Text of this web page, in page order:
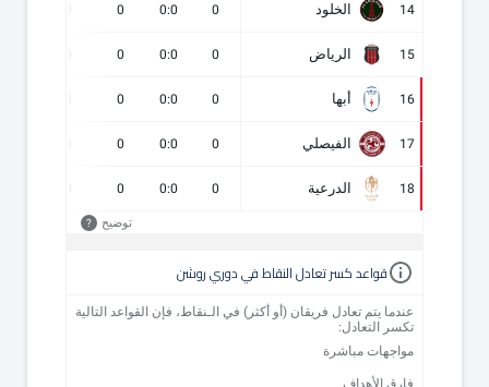
14 الخلود 0
0:0
0
15 الرياض 0
0:0
0
16 أبها 0
0:0
0
17 الفيصلي 0
0:0
0
18 الدرعية 0
0:0
0
توضيح ?
قواعد كسر تعادل النقاط في دوري روشن
عندما يتم تعادل فريقان (أو أكثر) في الـنقاط، فإن القواعد التالية
تكسر التعادل:
مواجهات مباشرة
فارق الأهداف